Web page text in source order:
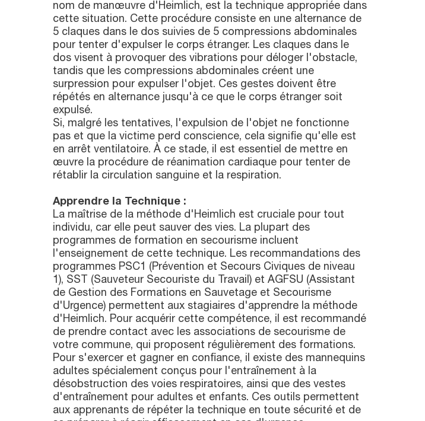
nom de manœuvre d'Heimlich, est la technique appropriée dans
cette situation. Cette procédure consiste en une alternance de
5 claques dans le dos suivies de 5 compressions abdominales
pour tenter d'expulser le corps étranger. Les claques dans le
dos visent à provoquer des vibrations pour déloger l'obstacle,
tandis que les compressions abdominales créent une
surpression pour expulser l'objet. Ces gestes doivent être
répétés en alternance jusqu'à ce que le corps étranger soit
expulsé.
Si, malgré les tentatives, l'expulsion de l'objet ne fonctionne
pas et que la victime perd conscience, cela signifie qu'elle est
en arrêt ventilatoire. À ce stade, il est essentiel de mettre en
œuvre la procédure de réanimation cardiaque pour tenter de
rétablir la circulation sanguine et la respiration.
Apprendre la Technique :
La maîtrise de la méthode d'Heimlich est cruciale pour tout
individu, car elle peut sauver des vies. La plupart des
programmes de formation en secourisme incluent
l'enseignement de cette technique. Les recommandations des
programmes PSC1 (Prévention et Secours Civiques de niveau
1), SST (Sauveteur Secouriste du Travail) et AGFSU (Assistant
de Gestion des Formations en Sauvetage et Secourisme
d'Urgence) permettent aux stagiaires d'apprendre la méthode
d'Heimlich. Pour acquérir cette compétence, il est recommandé
de prendre contact avec les associations de secourisme de
votre commune, qui proposent régulièrement des formations.
Pour s'exercer et gagner en confiance, il existe des mannequins
adultes spécialement conçus pour l'entraînement à la
désobstruction des voies respiratoires, ainsi que des vestes
d'entraînement pour adultes et enfants. Ces outils permettent
aux apprenants de répéter la technique en toute sécurité et de